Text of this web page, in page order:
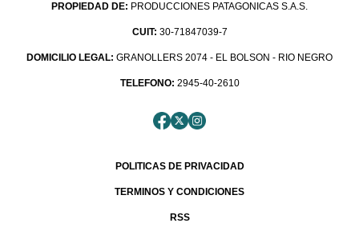
PROPIEDAD DE: PRODUCCIONES PATAGONICAS S.A.S.
CUIT: 30-71847039-7
DOMICILIO LEGAL: GRANOLLERS 2074 - EL BOLSON - RIO NEGRO
TELEFONO: 2945-40-2610
POLITICAS DE PRIVACIDAD
TERMINOS Y CONDICIONES
RSS